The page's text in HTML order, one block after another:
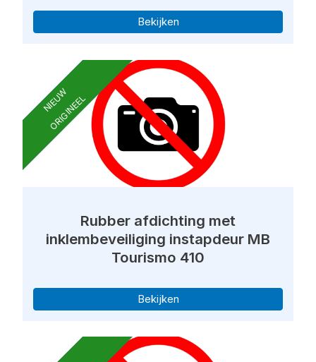
Bekijken
NIEUW
ORIGINEEL
Rubber afdichting met
inklembeveiliging instapdeur MB
Tourismo 410
Bekijken